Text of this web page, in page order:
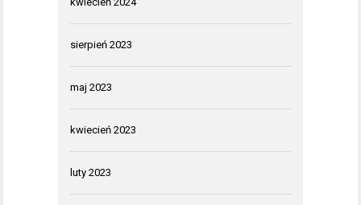
sierpień 2023
maj 2023
kwiecień 2023
luty 2023